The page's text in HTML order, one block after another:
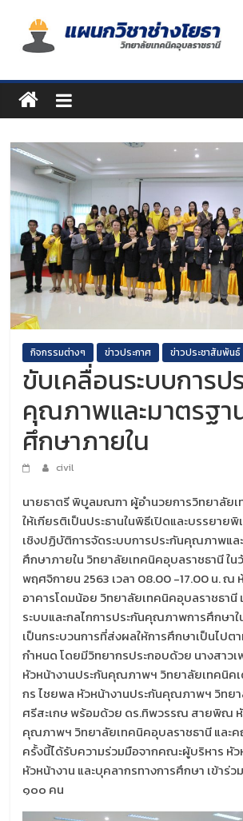
content
แผนก
วิชา
ช่าง
โยธา
กิจกรรมต่างๆ ข่าวประกาศ ข่าวประชาสัมพันธ์
ขับเคลื่อนระบบการป
คุณภาพและมาตรฐา
ศึกษาภายใน
civil
นายธาตรี พิบูลมณฑา ผู้อำนวยการวิทยาลัย
ให้เกียรติเป็นประธานในพิธีเปิดและบรรยาย
เชิงปฏิบัติการจัดระบบการประกันคุณภาพแล
ศึกษาภายใน วิทยาลัยเทคนิคอุบลราชธานี ใน
พฤศจิกายน 2563 เวลา 08.00 -17.00 น. ณ
อาคารโดมน้อย วิทยาลัยเทคนิคอุบลราชธา
ระบบและกลไกการประกันคุณภาพการศึกษา
เป็นกระบวนการที่ส่งผลให้การศึกษาเป็นไปต
กำหนด โดยมีวิทยากรประกอบด้วย นางสาว
หัวหน้างานประกันคุณภาพฯ วิทยาลัยเทคนิ
กร ไชยพล หัวหน้างานประกันคุณภาพฯ วิทย
ศรีสะเกษ พร้อมด้วย ดร.ทิพวรรณ สายพิณ หั
คุณภาพฯ วิทยาลัยเทคนิคอุบลราชธานี และค
ครั้งนี้ได้รับความร่วมมือจากคณะผู้บริหาร หั
หัวหน้างาน และบุคลากรทางการศึกษา เข้าร่
๑๐๐ คน